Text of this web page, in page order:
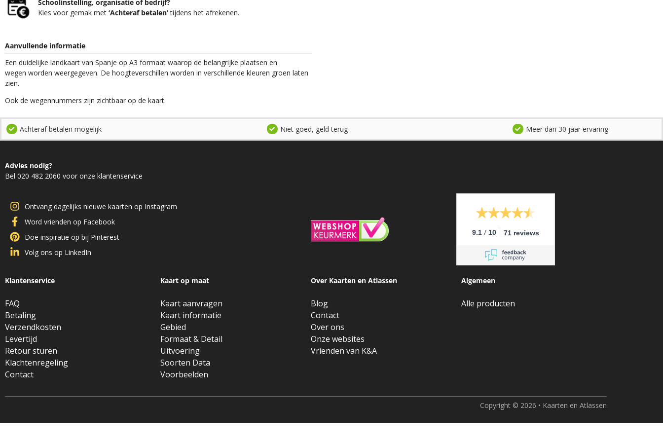
Schoolinstelling, organisatie of bedrijf?
Kies voor gemak met‘Achteraf betalen’tijdens het afrekenen.
Aanvullende informatie
Een duidelijke landkaart van Spanje op A3 formaat waarop de belangrijke plaatsen en
wegen worden weergegeven. De hoogteverschillen worden in verschillende kleuren groen laten
zien.
Ook de wegennummers zijn zichtbaar op de kaart.
Achteraf betalen mogelijk Niet goed, geld terug Meer dan 30 jaar ervaring
Advies nodig?
Bel 020 482 2060 voor onze klantenservice
Ontvang dagelijks nieuwe kaarten op Instagram
Word vrienden op Facebook
Doe inspiratie op bij Pinterest
Volg ons op LinkedIn
9.1 / 10 71 reviews
Klantenservice
FAQ
Betaling
Verzendkosten
Levertijd
Retour sturen
Klachtenregeling
Contact
Kaart op maat
Kaart aanvragen
Kaart informatie
Gebied
Formaat & Detail
Uitvoering
Soorten Data
Voorbeelden
Over Kaarten en Atlassen
Blog
Contact
Over ons
Onze websites
Vrienden van K&A
Algemeen
Alle producten
Copyright © 2026 • Kaarten en Atlassen